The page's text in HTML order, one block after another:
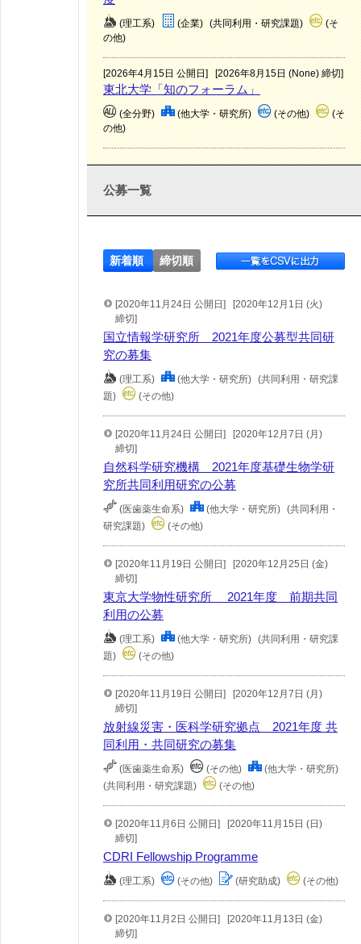
(理工系) (企業) (共同利用・研究課題)
(そ
の他)
[2026年4月15日 公開日] [2026年8月15日 (None) 締切]
東北大学「知のフォーラム」
(全分野) (他大学・研究所) (その他)
(そ
の他)
公募一覧
新着順 締切順
[2020年11月24日 公開日]
[2020年12月1日 (火)
締切]
国立情報学研究所 2021年度公募型共同研
究の募集
(理工系) (他大学・研究所) (共同利用・研究課
題)
(その他)
[2020年11月24日 公開日]
[2020年12月7日 (月)
締切]
自然科学研究機構 2021年度基礎生物学研
究所共同利用研究の公募
(医歯薬生命系) (他大学・研究所) (共同利用・
研究課題)
(その他)
[2020年11月19日 公開日]
[2020年12月25日 (金)
締切]
東京大学物性研究所 2021年度 前期共同
利用の公募
(理工系) (他大学・研究所) (共同利用・研究課
題)
(その他)
[2020年11月19日 公開日]
[2020年12月7日 (月)
締切]
放射線災害・医科学研究拠点 2021年度 共
同利用・共同研究の募集
(医歯薬生命系) (その他)
(他大学・研究所)
(共同利用・研究課題)
(その他)
[2020年11月6日 公開日]
[2020年11月15日 (日)
締切]
CDRI Fellowship Programme
(理工系) (その他) (研究助成) (その他)
[2020年11月2日 公開日]
[2020年11月13日 (金)
締切]